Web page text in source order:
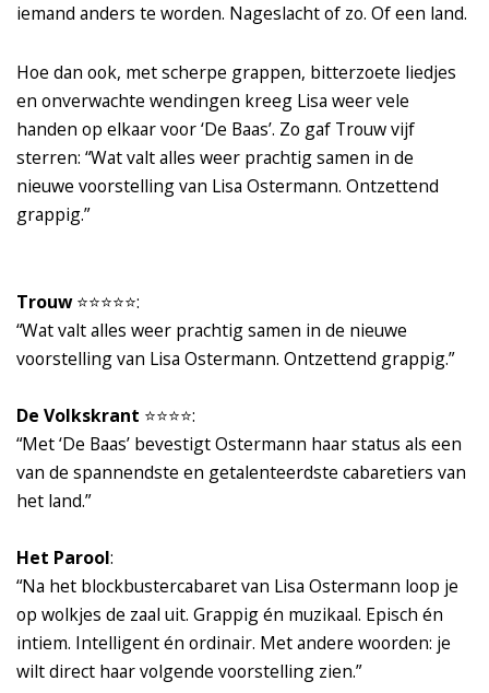
iemand anders te worden. Nageslacht of zo. Of een land.
Hoe dan ook, met scherpe grappen, bitterzoete liedjes
en onverwachte wendingen kreeg Lisa weer vele
handen op elkaar voor ‘De Baas’. Zo gaf Trouw vijf
sterren: “Wat valt alles weer prachtig samen in de
nieuwe voorstelling van Lisa Ostermann. Ontzettend
grappig.”
Trouw⭐️⭐️⭐️⭐️⭐️:
“Wat valt alles weer prachtig samen in de nieuwe
voorstelling van Lisa Ostermann. Ontzettend grappig.”
De Volkskrant ⭐️⭐️⭐️⭐️:
“Met ‘De Baas’ bevestigt Ostermann haar status als een
van de spannendste en getalenteerdste cabaretiers van
het land.”
Het Parool:
“Na het blockbustercabaret van Lisa Ostermann loop je
op wolkjes de zaal uit. Grappig én muzikaal. Episch én
intiem. Intelligent én ordinair. Met andere woorden: je
wilt direct haar volgende voorstelling zien.”
Inzoomen